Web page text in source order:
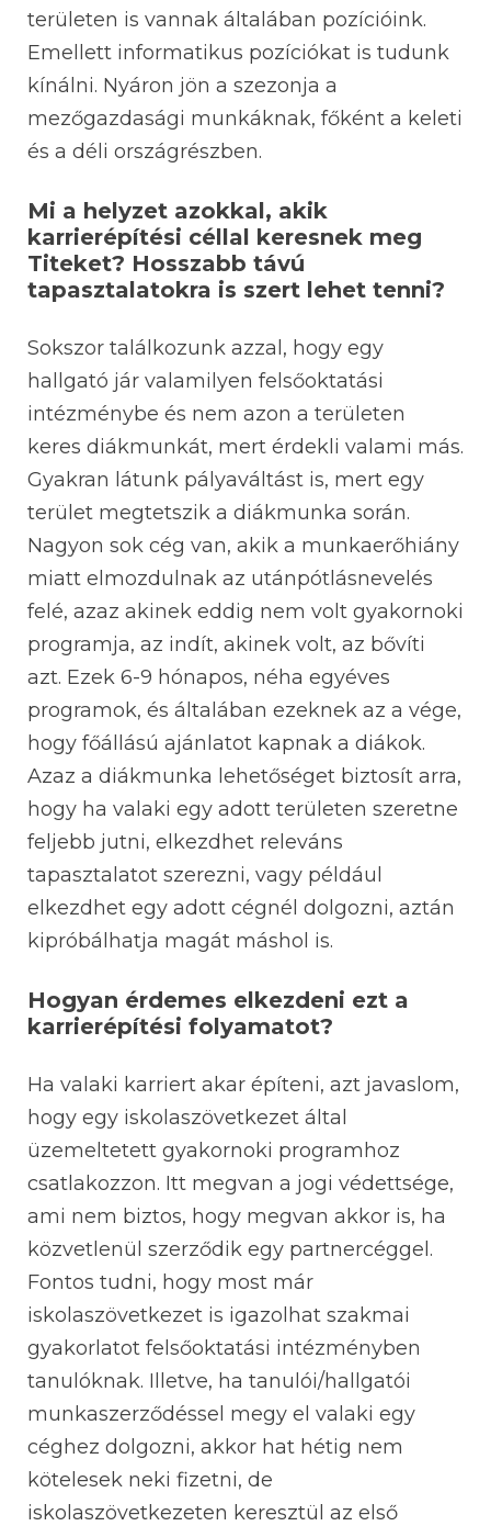
területen is vannak általában pozícióink.
Emellett informatikus pozíciókat is tudunk
kínálni. Nyáron jön a szezonja a
mezőgazdasági munkáknak, főként a keleti
és a déli országrészben.
Mi a helyzet azokkal, akik
karrierépítési céllal keresnek meg
Titeket? Hosszabb távú
tapasztalatokra is szert lehet tenni?
Sokszor találkozunk azzal, hogy egy
hallgató jár valamilyen felsőoktatási
intézménybe és nem azon a területen
keres diákmunkát, mert érdekli valami más.
Gyakran látunk pályaváltást is, mert egy
terület megtetszik a diákmunka során.
Nagyon sok cég van, akik a munkaerőhiány
miatt elmozdulnak az utánpótlásnevelés
felé, azaz akinek eddig nem volt gyakornoki
programja, az indít, akinek volt, az bővíti
azt. Ezek 6-9 hónapos, néha egyéves
programok, és általában ezeknek az a vége,
hogy főállású ajánlatot kapnak a diákok.
Azaz a diákmunka lehetőséget biztosít arra,
hogy ha valaki egy adott területen szeretne
feljebb jutni, elkezdhet releváns
tapasztalatot szerezni, vagy például
elkezdhet egy adott cégnél dolgozni, aztán
kipróbálhatja magát máshol is.
Hogyan érdemes elkezdeni ezt a
karrierépítési folyamatot?
Ha valaki karriert akar építeni, azt javaslom,
hogy egy iskolaszövetkezet által
üzemeltetett gyakornoki programhoz
csatlakozzon. Itt megvan a jogi védettsége,
ami nem biztos, hogy megvan akkor is, ha
közvetlenül szerződik egy partnercéggel.
Fontos tudni, hogy most már
iskolaszövetkezet is igazolhat szakmai
gyakorlatot felsőoktatási intézményben
tanulóknak. Illetve, ha tanulói/hallgatói
munkaszerződéssel megy el valaki egy
céghez dolgozni, akkor hat hétig nem
kötelesek neki fizetni, de
iskolaszövetkezeten keresztül az első